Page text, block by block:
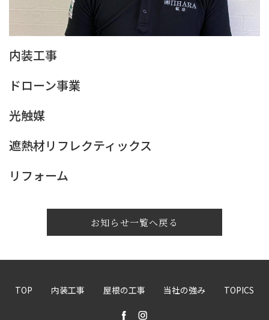
内装工事
ドローン事業
光触媒
遮熱材リフレクティックス
リフォーム
お知らせ一覧へ戻る
TOP 内装工事 屋根の工事 当社の強み TOPICS